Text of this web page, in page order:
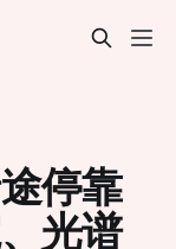
停靠
光谱